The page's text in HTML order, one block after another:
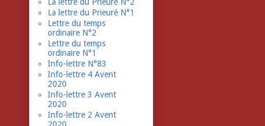
La lettre du Prieuré N°2
La lettre du Prieuré N°1
Lettre du temps
ordinaire N°2
Lettre du temps
ordinaire N°1
Info-lettre N°83
Info-lettre 4 Avent
2020
Info-lettre 3 Avent
2020
Info-lettre 2 Avent